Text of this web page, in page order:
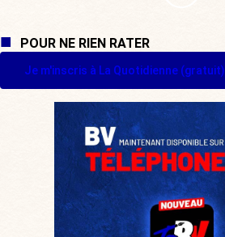
POUR NE RIEN RATER
Je m'inscris à La Quotidienne (gratuit)